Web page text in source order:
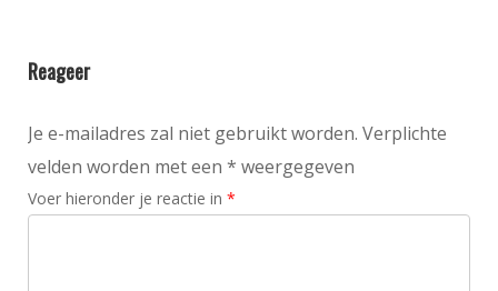
Reageer
Je e-mailadres zal niet gebruikt worden. Verplichte
velden worden met een * weergegeven
Voer hieronder je reactie in *